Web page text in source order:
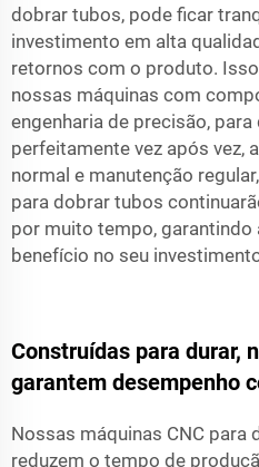
dobrar tubos, pode ficar
investimento em alta
retornos com o produto.
nossas máquinas com
engenharia de precisão,
perfeitamente vez após vez,
normal e manutenção
para dobrar tubos
por muito tempo, garantindo
benefício no seu
Construídas para durar,
garantem desempenho
Nossas máquinas CNC para
reduzem o tempo de